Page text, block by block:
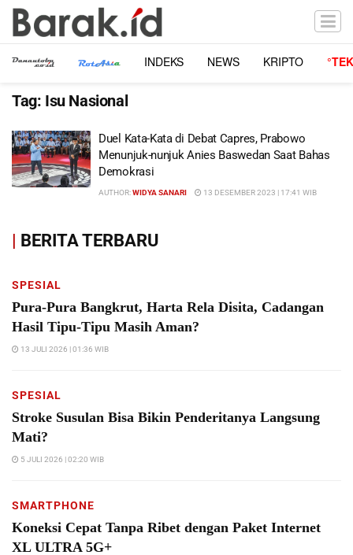
INDEKS NEWS KRIPTO
Tag: Isu Nasional
Duel Kata-Kata di Debat Capres, Prabowo
Menunjuk-nunjuk Anies Baswedan Saat Bahas
Demokrasi
AUTHOR:WIDYA SANARI 13 DESEMBER 2023 | 17:41 WIB
| BERITA TERBARU
SPESIAL
Pura-Pura Bangkrut, Harta Rela Disita, Cadangan
Hasil Tipu-Tipu Masih Aman?
13 JULI 2026 | 01:36 WIB
SPESIAL
Stroke Susulan Bisa Bikin Penderitanya Langsung
Mati?
5 JULI 2026 | 02:20 WIB
SMARTPHONE
Koneksi Cepat Tanpa Ribet dengan Paket Internet
XL ULTRA 5G+